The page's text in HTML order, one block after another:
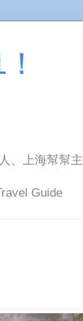
、上海幫幫主
Guide